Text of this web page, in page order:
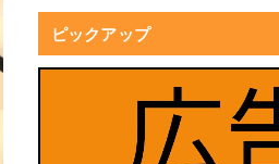
ピックアップ